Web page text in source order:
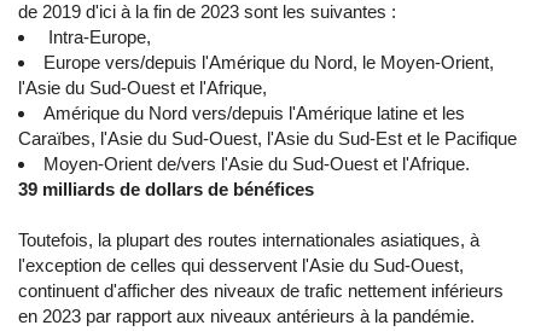
de 2019 d'ici à la fin de 2023 sont les suivantes :
Intra-Europe,
Europe vers/depuis l'Amérique du Nord, le Moyen-Orient,
l'Asie du Sud-Ouest et l'Afrique,
Amérique du Nord vers/depuis l'Amérique latine et les
Caraïbes, l'Asie du Sud-Ouest, l'Asie du Sud-Est et le Pacifique
Moyen-Orient de/vers l'Asie du Sud-Ouest et l'Afrique.
39 milliards de dollars de bénéfices
Toutefois, la plupart des routes internationales asiatiques, à
l'exception de celles qui desservent l'Asie du Sud-Ouest,
continuent d'afficher des niveaux de trafic nettement inférieurs
en 2023 par rapport aux niveaux antérieurs à la pandémie.